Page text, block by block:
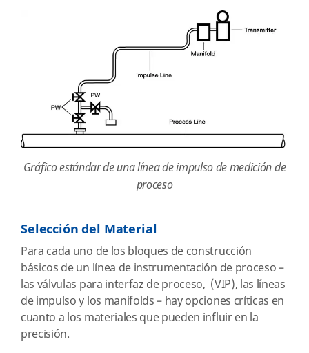
Gráfico estándar de una línea de impulso de medición de
proceso
Selección del Material
Para cada uno de los bloques de construcción
básicos de un línea de instrumentación de proceso –
las válvulas para interfaz de proceso, (VIP), las líneas
de impulso y los manifolds – hay opciones críticas en
cuanto a los materiales que pueden influir en la
precisión.